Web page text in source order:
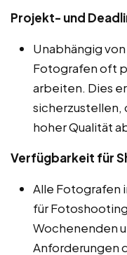
Projekt- und
Unabhängig
Fotografen oft
arbeiten. Dies
sicherzustellen,
hoher Qualität
Verfügbarkeit für
Alle Fotografen
für
Wochenenden
Anforderungen